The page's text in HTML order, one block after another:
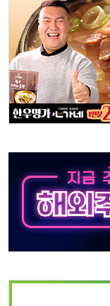
與 "적극 환영"·野 "졸
까지 최대 3.5m 높은
정부, 비상대응기구 가
도 부동산 규제 철폐
피서객 7명 고립…전원
…페르세우스 유성우 관
집중 편성…체감온도
' 전면 재검토 지시